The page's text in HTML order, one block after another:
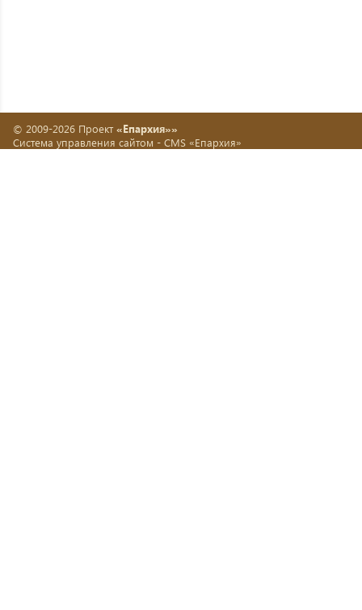
© 2009-2026 Проект «Епархия»»
Система управления сайтом - CMS «Епархия»